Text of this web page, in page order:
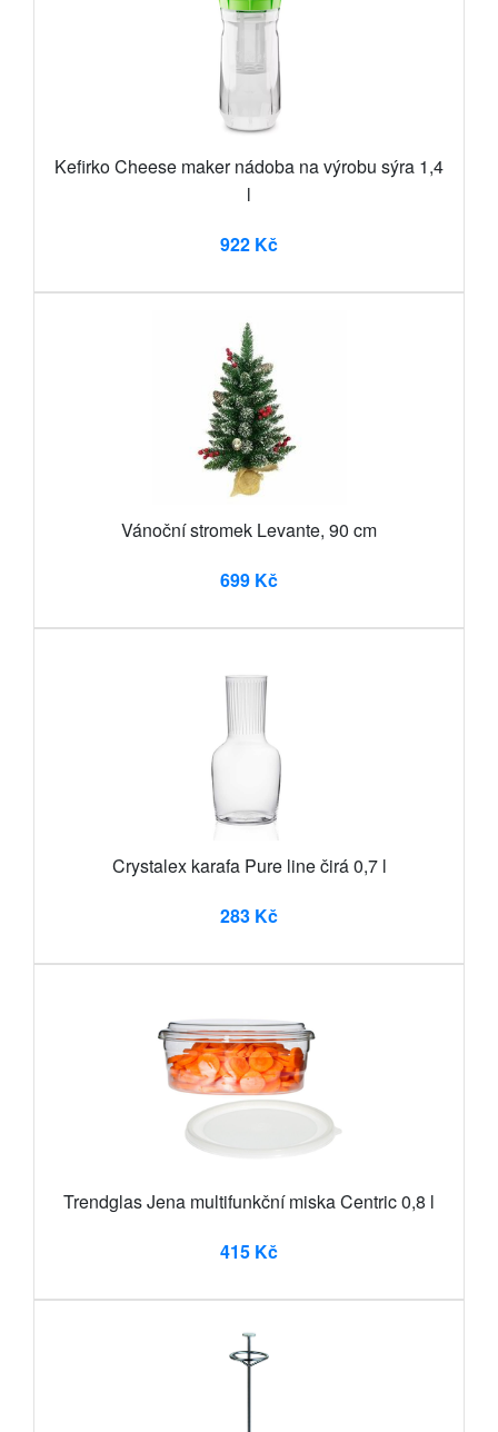
Kefirko Cheese maker nádoba na výrobu sýra 1,4
l
922 Kč
Vánoční stromek Levante, 90 cm
699 Kč
Crystalex karafa Pure line čirá 0,7 l
283 Kč
Trendglas Jena multifunkční miska Centric 0,8 l
415 Kč